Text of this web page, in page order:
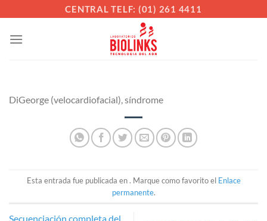
al
contenido
CENTRAL TELF: (01) 261 4411
DiGeorge (velocardiofacial), síndrome
Esta entrada fue publicada en . Marque como favorito el Enlace
permanente.
Secuenciación completa del